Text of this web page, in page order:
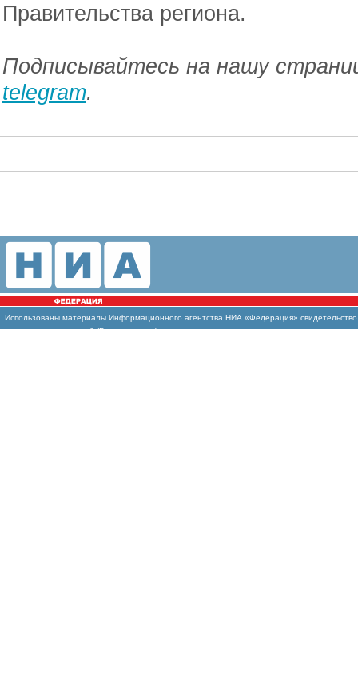
Правительства региона.
Подписывайтесь на нашу
telegram.
Использованы материалы Информационного агентства НИА «Федерация»
массовых коммуникаций (Роскомнадзор)